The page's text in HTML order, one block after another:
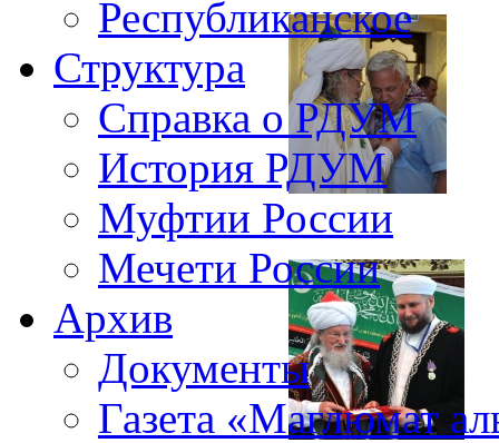
Республиканское
Структура
Справка о РДУМ
История РДУМ
Муфтии России
Мечети России
Архив
Документы
Газета «Маглюмат